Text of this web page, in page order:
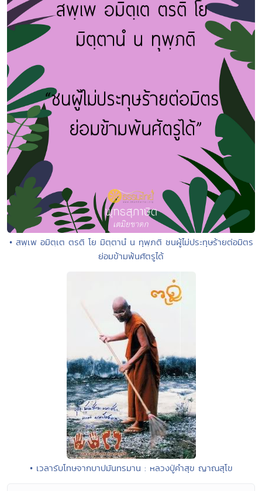
• สพฺเพ อมิตฺเต ตรติ โย มิตฺตานํ น ทุพฺภติ ชนผู้ไม่ประทุษร้ายต่อมิตร
ย่อมข้ามพ้นศัตรูได้
• เวลารับโทษจากบาปมันทรมาน : หลวงปู่คำสุข ญาณสุโข